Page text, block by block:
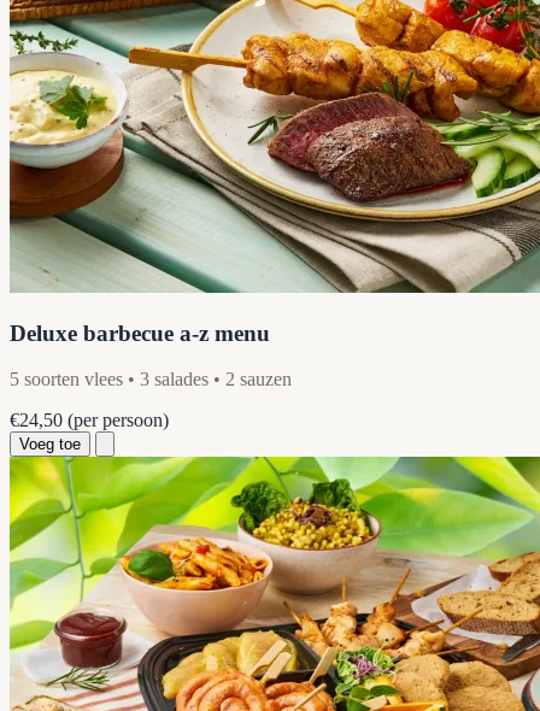
Deluxe barbecue a-z menu
5 soorten vlees • 3 salades • 2 sauzen
€24,50 (per persoon)
Voeg toe